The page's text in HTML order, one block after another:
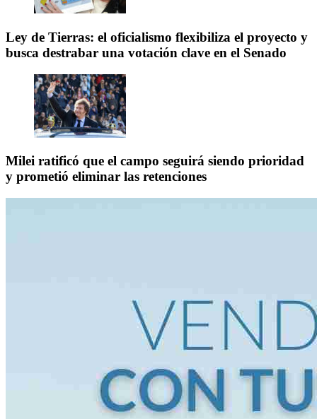
Ley de Tierras: el oficialismo flexibiliza el proyecto y
busca destrabar una votación clave en el Senado
Milei ratificó que el campo seguirá siendo prioridad
y prometió eliminar las retenciones